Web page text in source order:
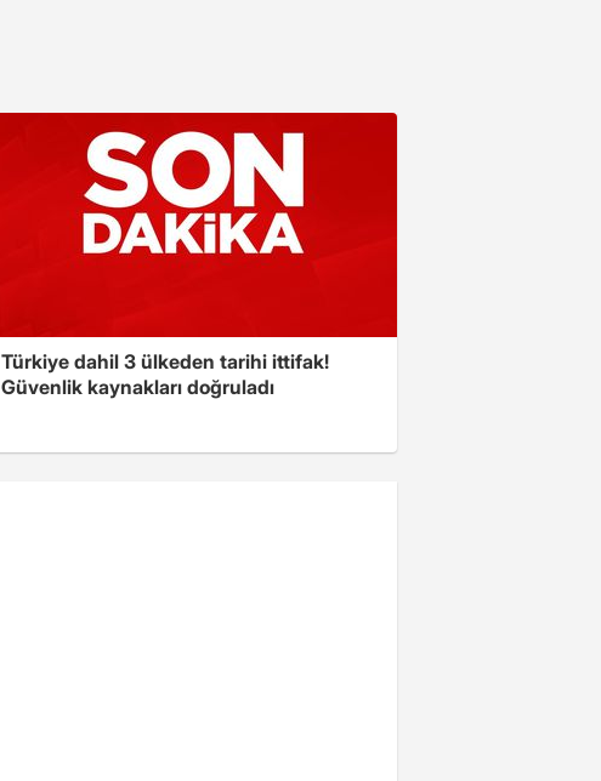
Türkiye dahil 3 ülkeden tarihi ittifak!
Güvenlik kaynakları doğruladı